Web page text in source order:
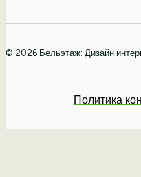
© 2026 Бельэтаж: Дизайн
Политика